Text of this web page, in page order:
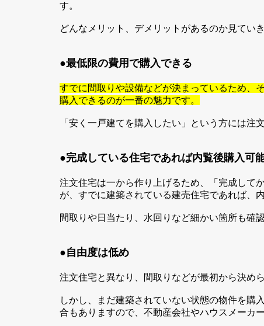
す。
どんなメリット、デメリットがあるのか見ていき
●最低限の費用で購入できる
すでに間取りや設備などが決まっているため、
購入できるのが一番の魅力です。
「安く一戸建てを購入したい」という方には注
●完成している住宅であれば内覧後購入可
注文住宅は一から作り上げるため、「完成して
が、すでに建築されている建売住宅であれば、
間取りや日当たり、水回りなど細かい箇所も確
●自由度は低め
注文住宅と異なり、間取りなどが最初から決め
しかし、まだ建築されていない状態の物件を購
合もありますので、不動産会社やハウスメーカ